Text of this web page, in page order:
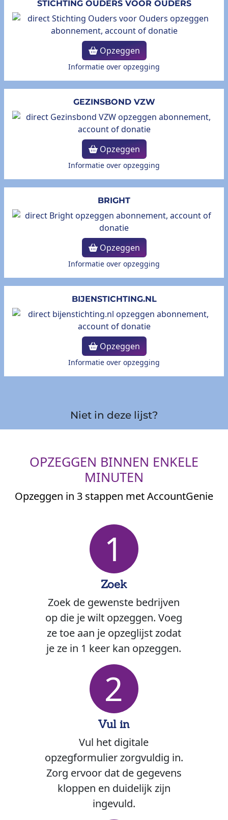
STICHTING OUDERS VOOR OUDERS
Opzeggen
Informatie over opzegging
GEZINSBOND VZW
Opzeggen
Informatie over opzegging
BRIGHT
Opzeggen
Informatie over opzegging
BIJENSTICHTING.NL
Opzeggen
Informatie over opzegging
Niet in deze lijst?
OPZEGGEN BINNEN ENKELE
MINUTEN
Opzeggen in 3 stappen met AccountGenie
1
Zoek
Zoek de gewenste bedrijven
op die je wilt opzeggen. Voeg
ze toe aan je opzeglijst zodat
je ze in 1 keer kan opzeggen.
2
Vul in
Vul het digitale
opzegformulier zorgvuldig in.
Zorg ervoor dat de gegevens
kloppen en duidelijk zijn
ingevuld.